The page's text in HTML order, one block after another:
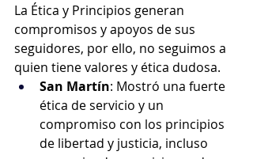
La Ética y Principios generan
compromisos y apoyos de sus
seguidores, por ello, no seguimos a
quien tiene valores y ética dudosa.
San Martín: Mostró una fuerte
ética de servicio y un
compromiso con los principios
de libertad y justicia, incluso